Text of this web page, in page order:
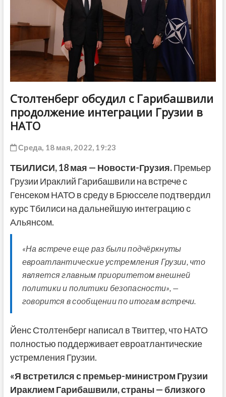
Столтенберг обсудил с Гарибашвили
продолжение интеграции Грузии в
НАТО
Среда, 18 мая, 2022, 19:23
ТБИЛИСИ, 18 мая — Новости-Грузия.Премьер
Грузии Ираклий Гарибашвили на встрече с
Генсеком НАТО в среду в Брюсселе подтвердил
курс Тбилиси на дальнейшую интеграцию с
Альянсом.
«На встрече еще раз были подчёркнуты
евроатлантические устремления Грузии, что
является главным приоритетом внешней
политики и политики безопасности», —
говорится в сообщении по итогам встречи.
Йенс Столтенберг написал в Твиттер, что НАТО
полностью поддерживает евроатлантические
устремления Грузии.
«Я встретился с премьер-министром Грузии
Ираклием Гарибашвили, страны — близкого